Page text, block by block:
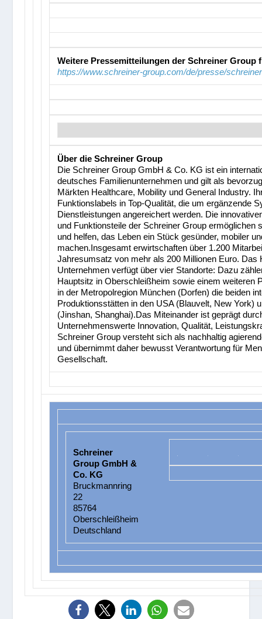
Weitere Pressemitteilungen der Schreiner Group
https://www.schreiner-group.com/de/presse/
Über die Schreiner Group
Die Schreiner Group GmbH & Co. KG ist ein
deutsches Familienunternehmen und gilt als
Märkten Healthcare, Mobility und General Industry.
Funktionslabels in Top-Qualität, die um ergänzende
Dienstleistungen angereichert werden. Die
und Funktionsteile der Schreiner Group ermöglichen
und helfen, das Leben ein Stück gesünder, mobiler
machen.Insgesamt erwirtschaften über 1.200
Jahresumsatz von mehr als 200 Millionen Euro. Das
Unternehmen verfügt über vier Standorte: Dazu
Hauptsitz in Oberschleißheim sowie einem weiteren
in der Metropolregion München (Dorfen) die beiden
Produktionsstätten in den USA (Blauvelt, New York)
(Jinshan, Shanghai).Das Miteinander ist geprägt
Unternehmenswerte Innovation, Qualität,
Schreiner Group versteht sich als nachhaltig
und übernimmt daher bewusst Verantwortung für
Gesellschaft.
Schreiner
Group GmbH &
Co. KG
Bruckmannring
22
85764
Oberschleißheim
Deutschland